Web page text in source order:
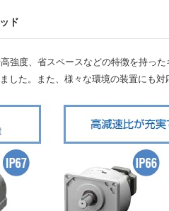
ド
強度、省スペースなどの特徴を持った
た。また、様々な環境の装置にも対